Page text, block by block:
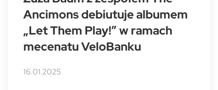
Ancimons debiutuje albumem
„Let Them Play!” w ramach
mecenatu VeloBanku
16.01.2025